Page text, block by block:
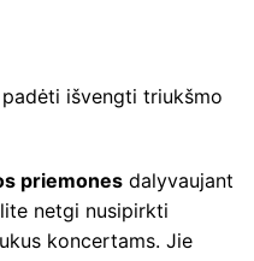
išvengti triukšmo
priemonesdalyvaujant
netgi nusipirkti
koncertams. Jie